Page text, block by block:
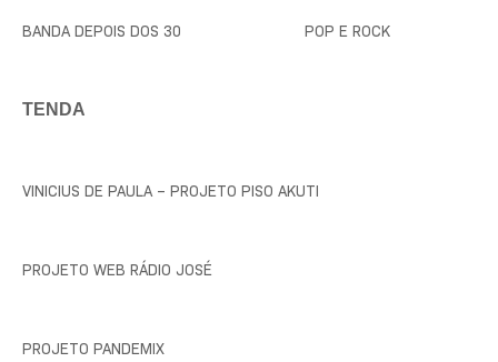
BANDA DEPOIS DOS 30 POP E ROCK
TENDA
VINICIUS DE PAULA – PROJETO PISO AKUTI
PROJETO WEB RÁDIO JOSÉ
PROJETO PANDEMIX